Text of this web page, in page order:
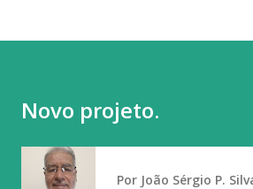
Novo projeto.
Por João Sérgio P.